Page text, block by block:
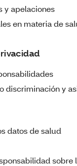
y apelaciones
en materia de
discriminación y
datos de salud
sobre